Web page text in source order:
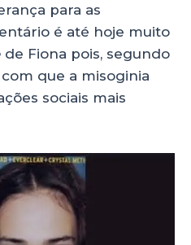
para as
é até hoje muito
de Fiona pois, segundo
que a misoginia
sociais mais